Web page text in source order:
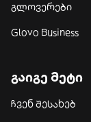
გლოვერები
Glovo Business
გაიგე მეტი
ჩვენ შესახებ